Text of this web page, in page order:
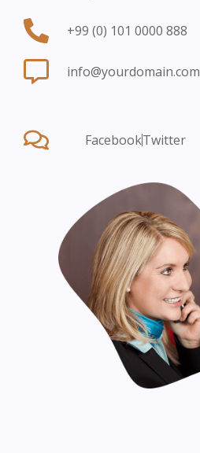
+99 (0) 101 0000 888
info@yourdomain.com
FacebookTwitter